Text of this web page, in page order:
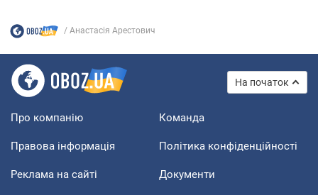
Анастасія Арестович
На початок
Про компанію Команда
Правова інформація Політика конфіденційності
Реклама на сайті Документи